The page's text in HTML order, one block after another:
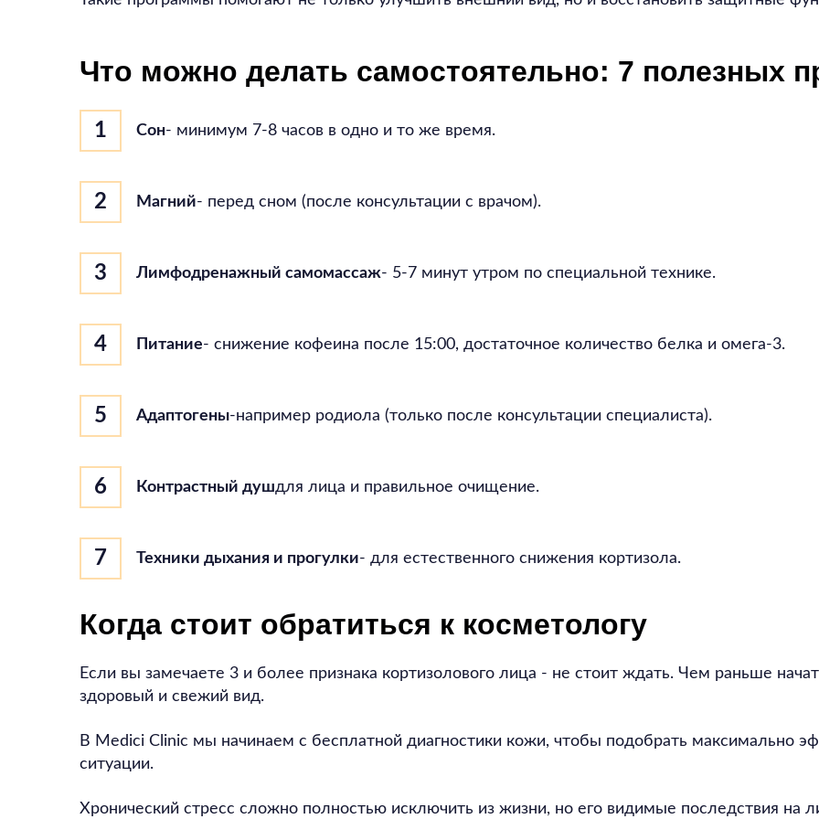
Что можно делать самостоятельно: 7 полезных
Сон- минимум 7-8 часов в одно и то же время.
Магний- перед сном (после консультации с врачом).
Лимфодренажный самомассаж- 5-7 минут утром по специальной технике.
Питание- снижение кофеина после 15:00, достаточное количество белка и омега-3.
Адаптогены-например родиола (только после консультации специалиста).
Контрастный душдля лица и правильное очищение.
Техники дыхания и прогулки- для естественного снижения кортизола.
Когда стоит обратиться к косметологу
Если вы замечаете 3 и более признака кортизолового лица - не стоит ждать. Чем раньше
здоровый и свежий вид.
В Medici Clinic мы начинаем с бесплатной диагностики кожи, чтобы подобрать максимально
ситуации.
Хронический стресс сложно полностью исключить из жизни, но его видимые последствия на